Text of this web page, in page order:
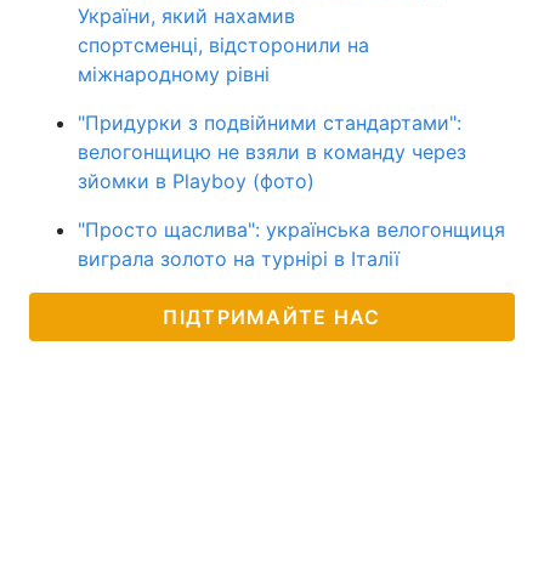
України, який нахамив
спортсменці, відсторонили на
міжнародному рівні
"Придурки з подвійними стандартами":
велогонщицю не взяли в команду через
зйомки в Playboy (фото)
"Просто щаслива": українська велогонщиця
виграла золото на турнірі в Італії
ПІДТРИМАЙТЕ НАС